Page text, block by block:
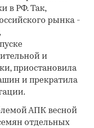
в РФ. Так,
рынка -
и
приостановила
и прекратила
АПК весной
отдельных